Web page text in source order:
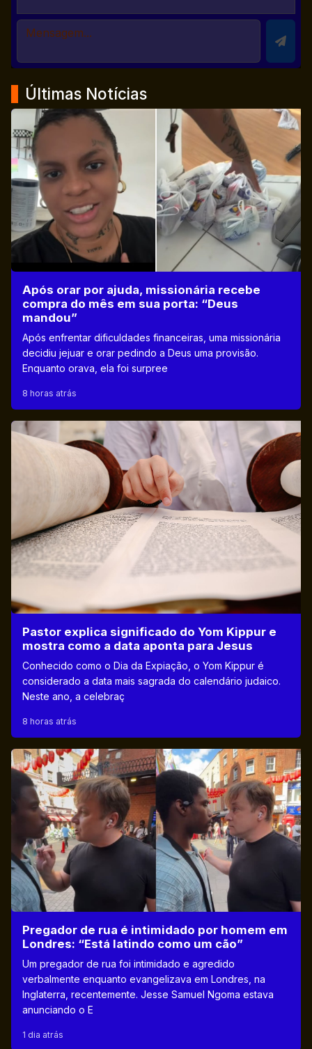
Últimas Notícias
Após orar por ajuda, missionária recebe
compra do mês em sua porta: “Deus
mandou”
Após enfrentar dificuldades financeiras, uma missionária
decidiu jejuar e orar pedindo a Deus uma provisão.
Enquanto orava, ela foi surpree
8 horas atrás
Pastor explica significado do Yom Kippur e
mostra como a data aponta para Jesus
Conhecido como o Dia da Expiação, o Yom Kippur é
considerado a data mais sagrada do calendário judaico.
Neste ano, a celebraç
8 horas atrás
Pregador de rua é intimidado por homem em
Londres: “Está latindo como um cão”
Um pregador de rua foi intimidado e agredido
verbalmente enquanto evangelizava em Londres, na
Inglaterra, recentemente. Jesse Samuel Ngoma estava
anunciando o E
1 dia atrás